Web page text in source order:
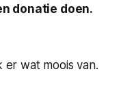
donatie doen.
wat moois van.